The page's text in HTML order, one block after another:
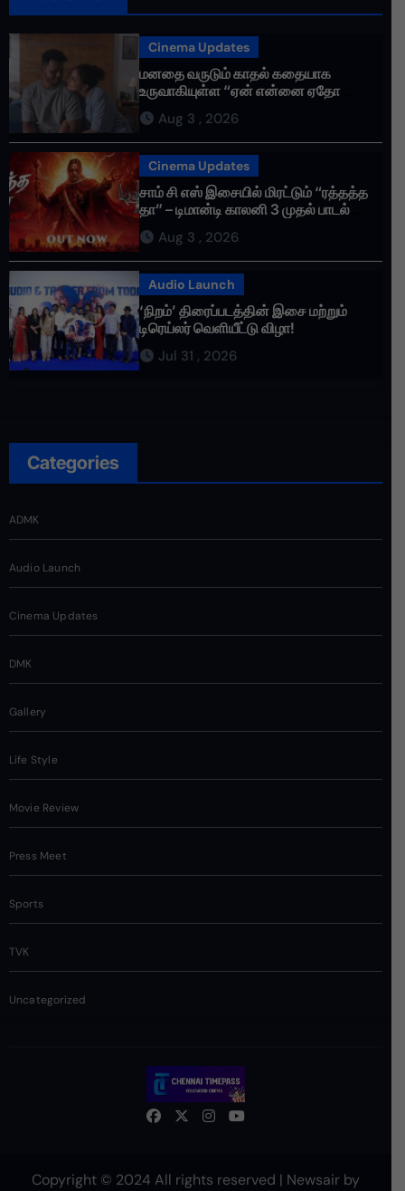
Cinema Updates
மனதை வருடும் காதல் கதையாக
உருவாகியுள்ள “ஏன் என்னை ஏதோ
செய்தாய்” – டீசர் வெளியானது !
Aug 3 , 2026
Cinema Updates
சாம் சி எஸ் இசையில் மிரட்டும் “ரத்தத்த
தா” – டிமான்டி காலனி 3 முதல் பாடல்
ரசிகர்களை கவர்ந்து வருகிறது!
Aug 3 , 2026
Audio Launch
‘நிறம்’ திரைப்படத்தின் இசை மற்றும்
டிரெய்லர் வெளியீட்டு விழா!
Jul 31 , 2026
Categories
ADMK
Audio Launch
Cinema Updates
DMK
Gallery
Life Style
Movie Review
Press Meet
Sports
TVK
Uncategorized
Copyright © 2024 All rights reserved | Newsair by